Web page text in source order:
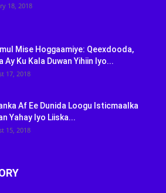
18, 2018
Mise Hoggaamiye: Qeexdooda,
Ay Ku Kala Duwan Yihiin Iyo...
17, 2018
Af Ee Dunida Loogu Isticmaalka
Yahay Iyo Liiska...
15, 2018